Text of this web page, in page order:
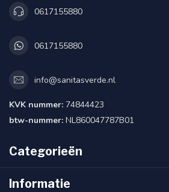
0617155880
0617155880
info@sanitasverde.nl
KVK nummer: 74844423
btw-nummer: NL860047787B01
Categorieën
Informatie